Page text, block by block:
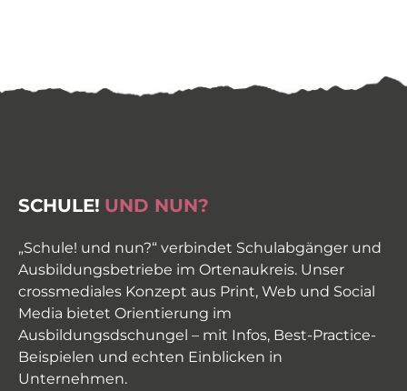
SCHULE! UND NUN?
„Schule! und nun?“ verbindet Schulabgänger und
Ausbildungsbetriebe im Ortenaukreis. Unser
crossmediales Konzept aus Print, Web und Social
Media bietet Orientierung im
Ausbildungsdschungel – mit Infos, Best-Practice-
Beispielen und echten Einblicken in
Unternehmen.